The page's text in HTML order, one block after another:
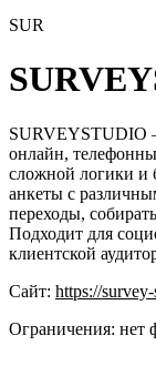
SUR
SURVEYSTUDIO
онлайн,
сложной логики и
анкеты с
переходы,
Подходит для
клиентской
Сайт: https://
Ограничения: нет